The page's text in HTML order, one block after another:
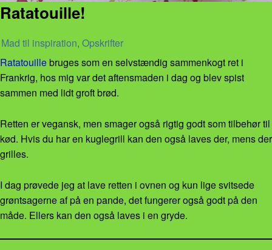
Ratatouille!
Mad til inspiration, Opskrifter
Ratatouillebruges som en selvstændig sammenkogt ret i
Frankrig, hos mig var det aftensmaden i dag og blev spist
sammen med lidt groft brød.
Retten er vegansk, men smager også rigtig godt som tilbehør til
kød. Hvis du har en kuglegrill kan den også laves der, mens der
grilles.
I dag prøvede jeg at lave retten i ovnen og kun lige svitsede
grøntsagerne af på en pande, det fungerer også godt på den
måde. Ellers kan den også laves i en gryde.